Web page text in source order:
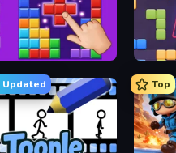
Puzzle Block
Updated Top